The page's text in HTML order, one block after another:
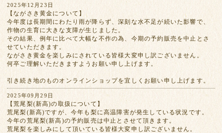
2025年12月23日
【ながさき黄金について】
今年度は長期間にわたり雨が降らず、深刻な水不足が続いた影響で、
作物の生育に大きな支障が生じました。
その結果、例年に比べて大幅な不作の為、今期の予約販売を中止とさ
せていただきます。
ながさき黄金を楽しみにされている皆様大変申し訳ございません。
何卒ご理解いただきますようお願い申し上げます。
引き続き地のものオンラインショップを宜しくお願い申し上げます。
2025年09月29日
【荒尾梨(新高)の取扱について】
荒尾梨(新高)ですが、今年も梨に高温障害が発生している状況です。
今年の荒尾梨(新高)の予約販売は中止とさせて頂きます。
荒尾梨を楽しみにして頂いている皆様大変申し訳ございません。